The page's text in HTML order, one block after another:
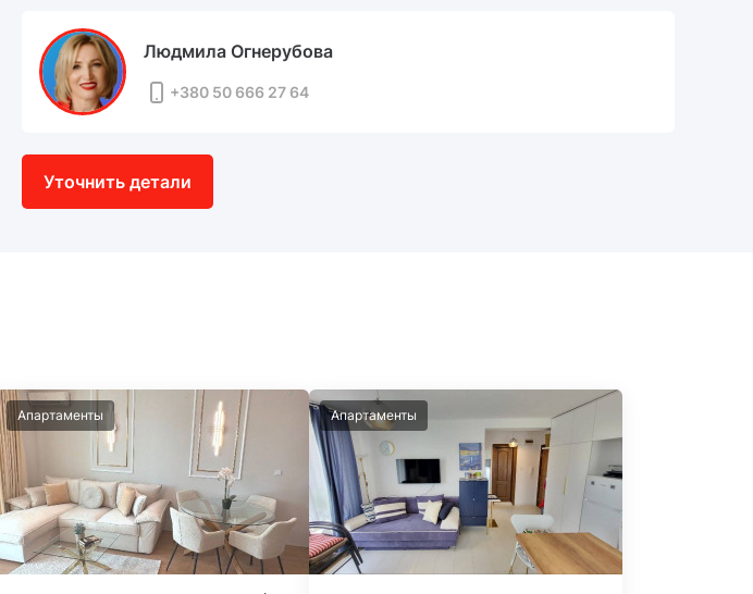
Людмила Огнерубова
+380 50 666 27 64
Уточнить детали
Апартаменты Апартаменты